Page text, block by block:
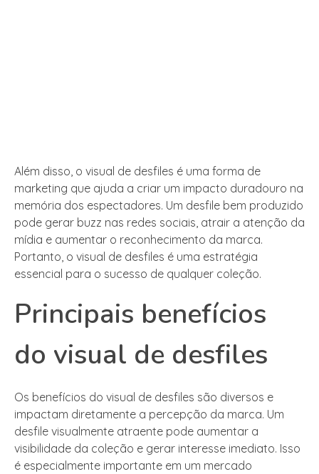
Além disso, o visual de desfiles é uma forma de
marketing que ajuda a criar um impacto duradouro na
memória dos espectadores. Um desfile bem produzido
pode gerar buzz nas redes sociais, atrair a atenção da
mídia e aumentar o reconhecimento da marca.
Portanto, o visual de desfiles é uma estratégia
essencial para o sucesso de qualquer coleção.
Principais benefícios
do visual de desfiles
Os benefícios do visual de desfiles são diversos e
impactam diretamente a percepção da marca. Um
desfile visualmente atraente pode aumentar a
visibilidade da coleção e gerar interesse imediato. Isso
é especialmente importante em um mercado